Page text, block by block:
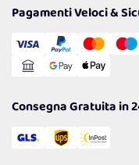
Cookie Policy
Gestisci Cookie
Reso Facile e Veloce
Pagamenti Veloci &
Consegna Gratuita in